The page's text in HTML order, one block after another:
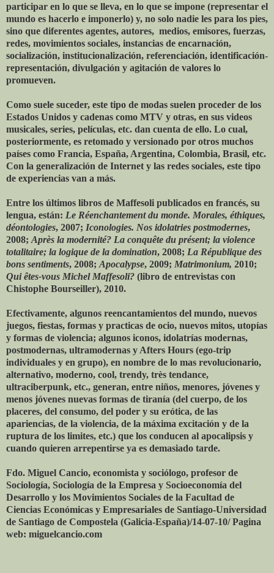
participar en lo que se lleva, en lo que se impone (representar el
mundo es hacerlo e imponerlo) y, no solo nadie les para los pies,
sino que diferentes agentes, autores, medios, emisores, fuerzas,
redes, movimientos sociales, instancias de encarnación,
socialización, institucionalización, referenciación, identificación-
representación, divulgación y agitación de valores lo
promueven.
Como suele suceder, este tipo de modas suelen proceder de los
Estados Unidos y cadenas como MTV y otras, en sus videos
musicales, series, películas, etc. dan cuenta de ello. Lo cual,
posteriormente, es retomado y versionado por otros muchos
países como Francia, España, Argentina, Colombia, Brasil, etc.
Con la generalización de Internet y las redes sociales, este tipo
de experiencias van a más.
Entre los últimos libros de Maffesoli publicados en francés, su
lengua, están: Le Réenchantement du monde. Morales, éthiques,
déontologies, 2007; Iconologies. Nos idolatries postmodernes,
2008; Après la modernité? La conquête du présent; la violence
totalitaire; la logique de la domination, 2008; La République des
bons sentiments, 2008; Apocalypse, 2009; Matrimonium, 2010;
Qui êtes-vous Michel Maffesoli? (libro de entrevistas con
Chistophe Bourseiller), 2010.
Efectivamente, algunos reencantamientos del mundo, nuevos
juegos, fiestas, formas y practicas de ocio, nuevos mitos, utopías
y formas de violencia; algunos iconos, idolatrías modernas,
postmodernas, ultramodernas y Afters Hours (ego-trip
individuales y en grupo), en nombre de lo mas revolucionario,
alternativo, moderno, cool, trendy, très tendance,
ultraciberpunk, etc., generan, entre niños, menores, jóvenes y
menos jóvenes nuevas formas de tiranía (del cuerpo, de los
placeres, del consumo, del poder y su erótica, de las
apariencias, de la violencia, de la máxima excitación y de la
ruptura de los limites, etc.) que los conducen al apocalipsis y
cuando quieren arrepentirse ya es demasiado tarde.
Fdo. Miguel Cancio, economista y sociólogo, profesor de
Sociología, Sociología de la Empresa y Socioeconomía del
Desarrollo y los Movimientos Sociales de la Facultad de
Ciencias Económicas y Empresariales de Santiago-Universidad
de Santiago de Compostela (Galicia-España)/14-07-10/ Pagina
web: miguelcancio.com